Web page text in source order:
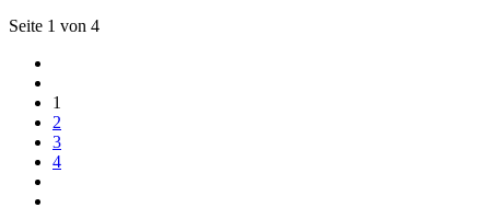
Seite 1 von 4
1
2
3
4